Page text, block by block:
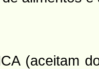
(aceitam